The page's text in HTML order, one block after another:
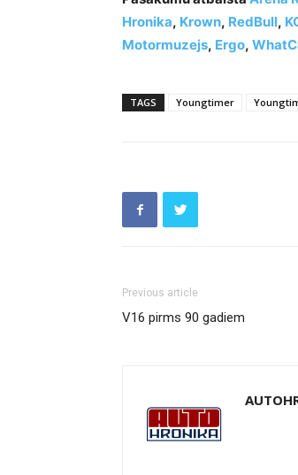
Hronika, Krown, RedBull,
Motormuzejs, Ergo,
TAGS Youngtimer
Previous article
V16 pirms 90 gadiem